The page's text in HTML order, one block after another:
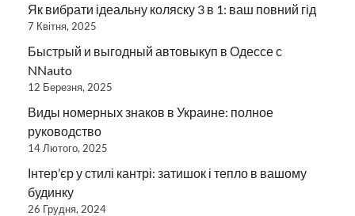
Як вибрати ідеальну коляску 3 в 1: ваш повний гід
7 Квітня, 2025
Быстрый и выгодный автовыкуп в Одессе с
NNauto
12 Березня, 2025
Виды номерных знаков в Украине: полное
руководство
14 Лютого, 2025
Інтер’єр у стилі кантрі: затишок і тепло в вашому
будинку
26 Грудня, 2024